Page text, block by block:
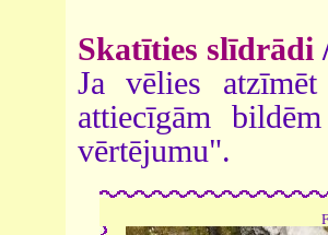
Skatīties slīdrādi
Ja vēlies
attiecīgām
vērtējumu".